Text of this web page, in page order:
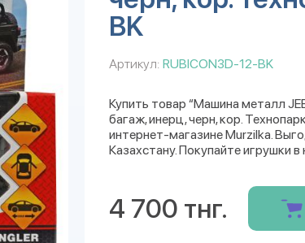
BK
Артикул: RUBICON3D-12-BK
Купить товар “Машина металл
багаж, инерц, черн, кор.
интернет-магазине Murzilka.
Казахстану. Покупайте игрушки
4 700 тнг.